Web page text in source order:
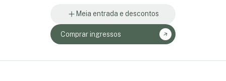
Meia entrada e descontos
Comprar ingressos